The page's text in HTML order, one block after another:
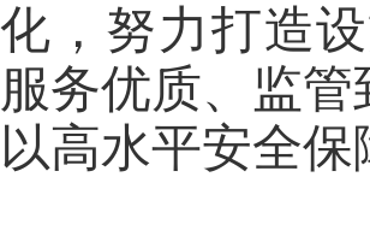
化，努力打造
服务优质、监
以高水平安全